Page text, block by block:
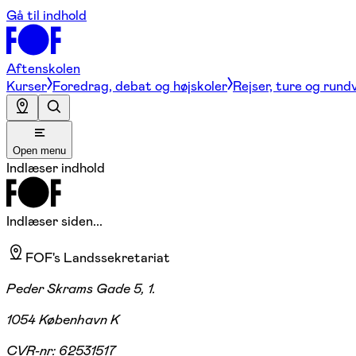
Gå til indhold
Aftenskolen
Kurser Foredrag, debat og højskoler Rejser, ture og
Open menu
Indlæser indhold
Indlæser siden...
FOF's Landssekretariat
Peder Skrams Gade 5, 1.
1054 København K
CVR-nr: 62531517